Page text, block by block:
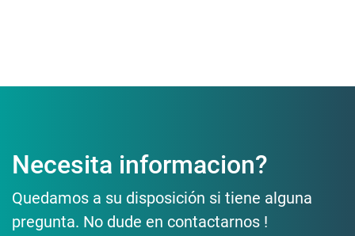
Necesita informacion?
Quedamos a su disposición si tiene alguna
pregunta. No dude en contactarnos !